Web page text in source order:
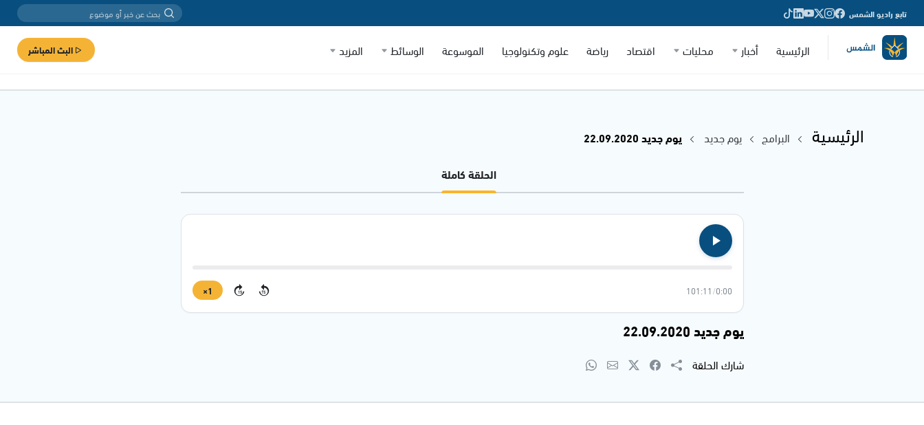
تابع راديو الشمس
الرئيسية أخبار محليات اقتصاد رياضة علوم وتكنولوجيا الموسوعة الوسائط المزيد البث المباشر
الرئيسية البرامج يوم جديد
يوم جديد 22.09.2020
الحلقة كاملة
0:00
/
101:11
15
15
1×
يوم جديد 22.09.2020
شارك الحلقة